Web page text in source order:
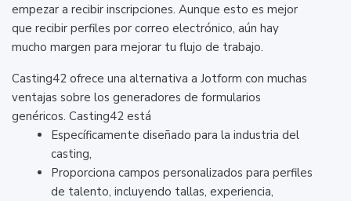
empezar a recibir inscripciones. Aunque esto es mejor
que recibir perfiles por correo electrónico, aún hay
mucho margen para mejorar tu flujo de trabajo.
Casting42 ofrece una alternativa a Jotform con muchas
ventajas sobre los generadores de formularios
genéricos. Casting42 está
Específicamente diseñado para la industria del
casting,
Proporciona campos personalizados para perfiles
de talento, incluyendo tallas, experiencia,